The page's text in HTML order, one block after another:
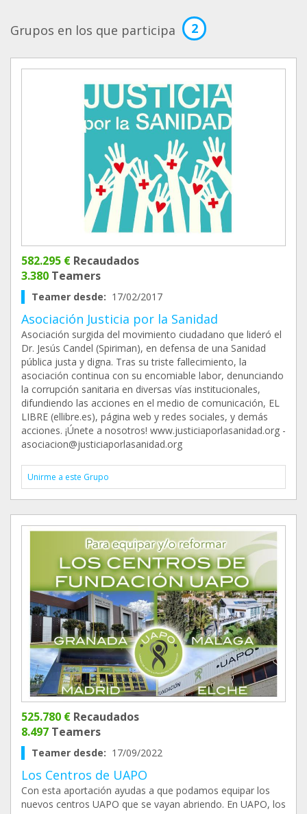
Grupos en los que participa 2
582.295 € Recaudados
3.380 Teamers
Teamer desde: 17/02/2017
Asociación Justicia por la Sanidad
Asociación surgida del movimiento ciudadano que lideró el
Dr. Jesús Candel (Spiriman), en defensa de una Sanidad
pública justa y digna. Tras su triste fallecimiento, la
asociación continua con su encomiable labor, denunciando
la corrupción sanitaria en diversas vías institucionales,
difundiendo las acciones en el medio de comunicación, EL
LIBRE (ellibre.es), página web y redes sociales, y demás
acciones. ¡Únete a nosotros! www.justiciaporlasanidad.org -
asociacion@justiciaporlasanidad.org
Unirme a este Grupo
525.780 € Recaudados
8.497 Teamers
Teamer desde: 17/09/2022
Los Centros de UAPO
Con esta aportación ayudas a que podamos equipar los
nuevos centros UAPO que se vayan abriendo. En UAPO, los